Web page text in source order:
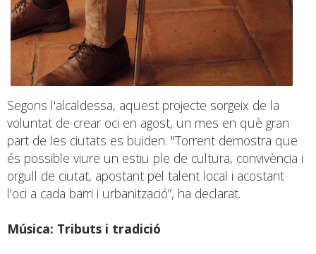
Segons l'alcaldessa, aquest projecte sorgeix de la
voluntat de crear oci en agost, un mes en què gran
part de les ciutats es buiden. "Torrent demostra que
és possible viure un estiu ple de cultura, convivència i
orgull de ciutat, apostant pel talent local i acostant
l'oci a cada barri i urbanització”, ha declarat.
Música: Tributs i tradició